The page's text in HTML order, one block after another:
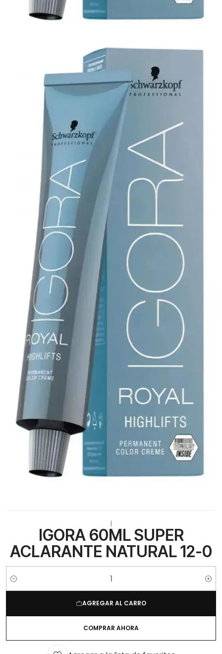
IGORA 60ML SUPER
ACLARANTE NATURAL 12-0
Cantidad
AGREGAR AL CARRO
COMPRAR AHORA